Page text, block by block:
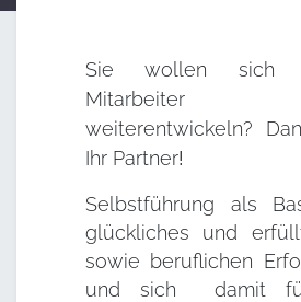
Sie wollen sich
Mitarbeiter
weiterentwickeln?
Ihr Partner!
Selbstführung als
glückliches und
sowie beruflichen
und sich damit